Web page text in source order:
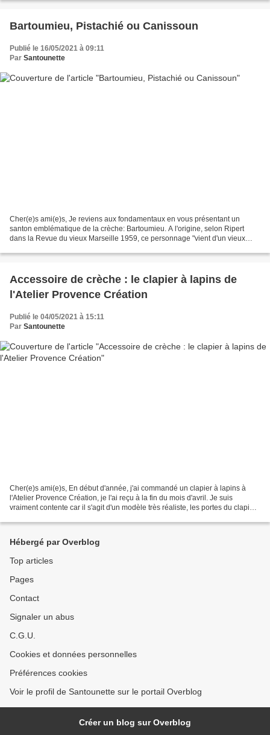
Bartoumieu, Pistachié ou Canissoun
Publié le 16/05/2021 à 09:11
Par Santounette
Cher(e)s ami(e)s, Je reviens aux fondamentaux en vous présentant un
santon emblématique de la crèche: Bartoumieu. A l'origine, selon Ripert
dans la Revue du vieux Marseille 1959, ce personnage "vient d'un vieux
Accessoire de crèche : le clapier à lapins de
l'Atelier Provence Création
Publié le 04/05/2021 à 15:11
Par Santounette
Cher(e)s ami(e)s, En début d'année, j'ai commandé un clapier à lapins à
l'Atelier Provence Création, je l'ai reçu à la fin du mois d'avril. Je suis
vraiment contente car il s'agit d'un modèle très réaliste, les portes du clapier
Hébergé par Overblog
Top articles
Pages
Contact
Signaler un abus
C.G.U.
Cookies et données personnelles
Préférences cookies
Voir le profil de Santounette sur le portail Overblog
Créer un blog sur Overblog